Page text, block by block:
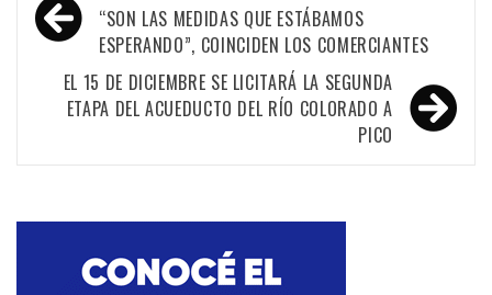
de
entradas
“SON LAS MEDIDAS QUE ESTÁBAMOS
ESPERANDO”, COINCIDEN LOS COMERCIANTES
EL 15 DE DICIEMBRE SE LICITARÁ LA SEGUNDA
ETAPA DEL ACUEDUCTO DEL RÍO COLORADO A
PICO